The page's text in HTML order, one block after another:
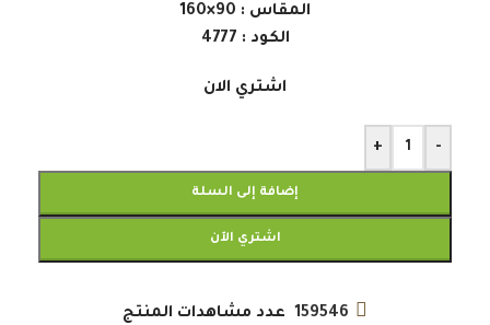
المقاس : 90×160
الكود : 4777
اشتري الان
-
+
إضافة إلى السلة
اشتري الآن
159546 عدد مشاهدات المنتج